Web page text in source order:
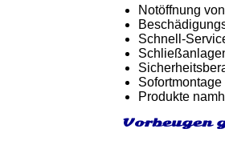
Notöffnung
Schnell-
Produkte
Vorbeugen